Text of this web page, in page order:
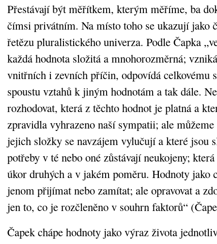
Přestávají být měřítkem, kterým měříme, ba
čímsi privátním. Na místo toho se ukazují jako
řetězu pluralistického univerza. Podle Čapka
každá hodnota složitá a mnohorozměrná;
vnitřních i zevních příčin, odpovídá celkovému
spoustu vztahů k jiným hodnotám a tak dále.
rozhodovat, která z těchto hodnot je platná a
zpravidla vyhrazeno naší sympatii; ale
jejich složky se navzájem vylučují a které jsou
potřeby v té nebo oné zůstávají neukojeny;
úkor druhých a v jakém poměru. Hodnoty jako
jenom přijímat nebo zamítat; ale opravovat a
jen to, co je rozčleněno v souhrn faktorů“
Čapek chápe hodnoty jako výraz života